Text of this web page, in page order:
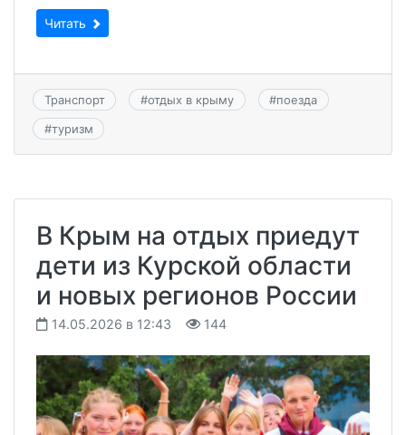
Читать
Транспорт #отдых в крыму #поезда
#туризм
В Крым на отдых приедут
дети из Курской области
и новых регионов России
14.05.2026 в 12:43 144